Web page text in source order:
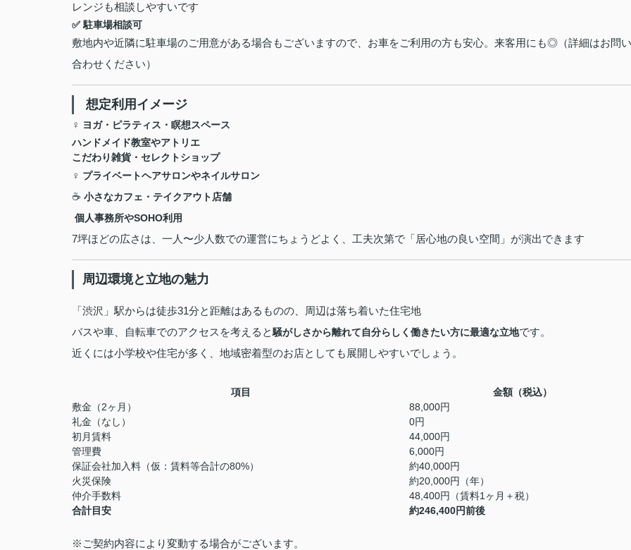
レンジも相談しやすいです
✅ 駐車場相談可
敷地内や近隣に駐車場のご用意がある場合もございますので、お車をご利用の方も安心。来客用にも◎（詳細はお問い
合わせください）
️ 想定利用イメージ
‍♀️ ヨガ・ピラティス・瞑想スペース
ハンドメイド教室やアトリエ
こだわり雑貨・セレクトショップ
‍♀️ プライベートヘアサロンやネイルサロン
☕ 小さなカフェ・テイクアウト店舗
個人事務所やSOHO利用
7坪ほどの広さは、一人〜少人数での運営にちょうどよく、工夫次第で「居心地の良い空間」が演出できます
周辺環境と立地の魅力
「渋沢」駅からは徒歩31分と距離はあるものの、周辺は落ち着いた住宅地
バスや車、自転車でのアクセスを考えると騒がしさから離れて自分らしく働きたい方に最適な立地です。
近くには小学校や住宅が多く、地域密着型のお店としても展開しやすいでしょう。
項目
金額（税込）
敷金（2ヶ月）
88,000円
礼金（なし）
0円
初月賃料
44,000円
管理費
6,000円
保証会社加入料（仮：賃料等合計の80%）
約40,000円
火災保険
約20,000円（年）
仲介手数料
48,400円（賃料1ヶ月＋税）
合計目安
約246,400円前後
※ご契約内容により変動する場合がございます。